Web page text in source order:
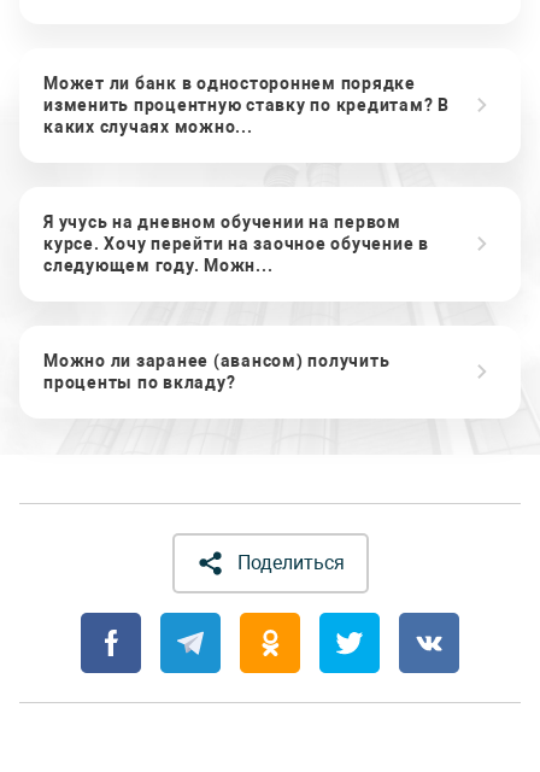
Может ли банк в одностороннем порядке
изменить процентную ставку по кредитам? В
каких случаях можно...
Я учусь на дневном обучении на первом
курсе. Хочу перейти на заочное обучение в
следующем году. Можн...
Можно ли заранее (авансом) получить
проценты по вкладу?
Поделиться